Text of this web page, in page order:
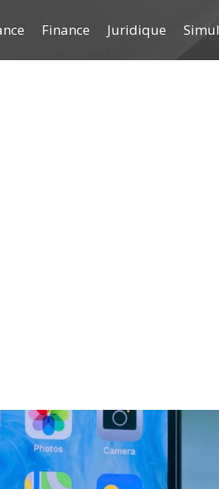
Finance Juridique